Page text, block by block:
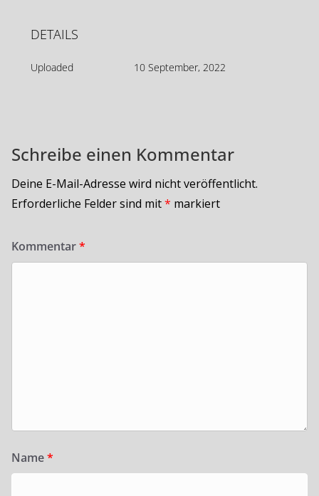
DETAILS
Uploaded 10 September, 2022
Schreibe einen Kommentar
Deine E-Mail-Adresse wird nicht veröffentlicht.
Erforderliche Felder sind mit* markiert
Kommentar*
Name*